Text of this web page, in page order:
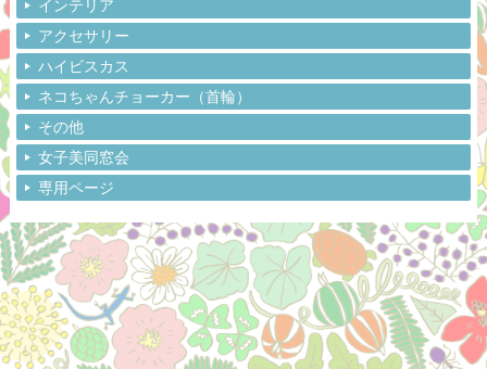
インテリア
アクセサリー
ハイビスカス
ネコちゃんチョーカー（首輪）
その他
女子美同窓会
専用ページ